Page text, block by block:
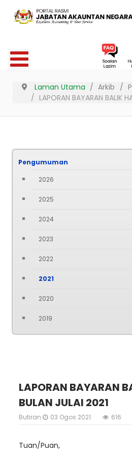
Laman Utama Arkib
LAPORAN BAYARAN BALIK
Pengumuman
2026
2025
2024
2023
2022
2021
2020
2019
LAPORAN BAYARAN
BULAN JULAI 2021
Butiran 03 Ogos 2021 616
Tuan/Puan,